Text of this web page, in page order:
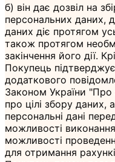
б) він дає дозвіл на
персональних даних,
даних діє протягом
також протягом
закінчення його дії.
Покупець
додаткового
Законом України "Про
про цілі збору
персональні дані
можливості
можливості
для отримання